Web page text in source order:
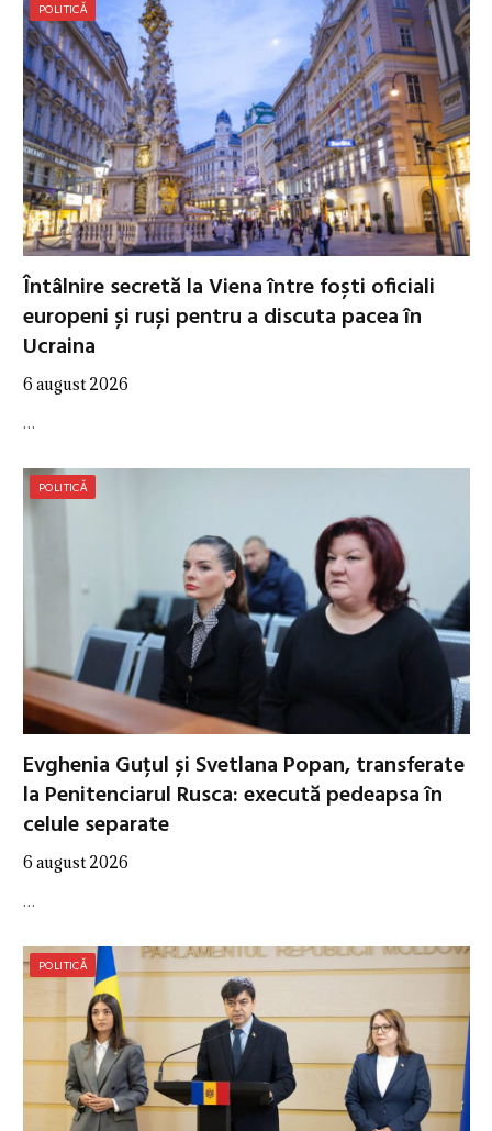
POLITICĂ
Întâlnire secretă la Viena între foști oficiali
europeni și ruși pentru a discuta pacea în
Ucraina
6 august 2026
…
POLITICĂ
Evghenia Guțul și Svetlana Popan, transferate
la Penitenciarul Rusca: execută pedeapsa în
celule separate
6 august 2026
…
POLITICĂ